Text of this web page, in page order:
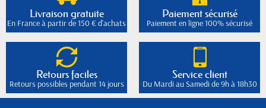
Livraison gratuite
En France à partir de 150 € d'achats
Paiement sécurisé
Paiement en ligne 100% sécurisé
Retours faciles
Retours possibles pendant 14 jours
Service client
Du Mardi au Samedi de 9h à 18h30